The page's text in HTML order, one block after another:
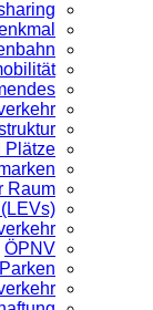
Plätze
Raum
ÖPNV
Parken